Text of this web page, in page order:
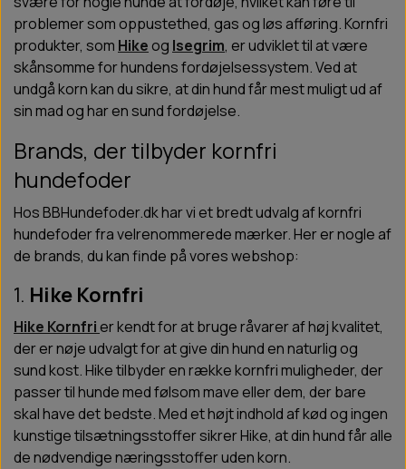
problemer som oppustethed, gas og løs afføring. Kornfri
produkter, som Hikeog Isegrim, er udviklet til at være
skånsomme for hundens fordøjelsessystem. Ved at
undgå korn kan du sikre, at din hund får mest muligt ud af
sin mad og har en sund fordøjelse.
Brands, der tilbyder kornfri
hundefoder
Hos BBHundefoder.dk har vi et bredt udvalg af kornfri
hundefoder fra velrenommerede mærker. Her er nogle af
de brands, du kan finde på vores webshop:
1. Hike Kornfri
Hike Kornfrier kendt for at bruge råvarer af høj kvalitet,
der er nøje udvalgt for at give din hund en naturlig og
sund kost. Hike tilbyder en række kornfri muligheder, der
passer til hunde med følsom mave eller dem, der bare
skal have det bedste. Med et højt indhold af kød og ingen
kunstige tilsætningsstoffer sikrer Hike, at din hund får alle
de nødvendige næringsstoffer uden korn.